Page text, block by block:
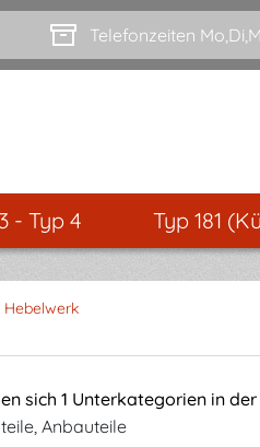
Telefonzeiten
- Typ 4 Typ 181
Hebelwerk
sich 1 Unterkategorien in
Anbauteile